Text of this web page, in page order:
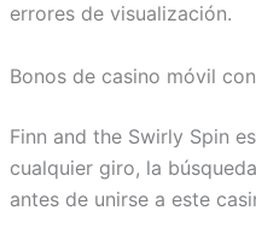
errores de visualización.
Bonos de casino móvil
Finn and the Swirly Spin
cualquier giro, la
antes de unirse a este